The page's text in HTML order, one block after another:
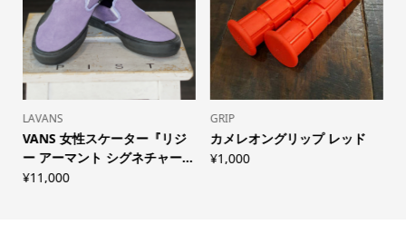
LAVANS
VANS 女性スケーター『リジ
ー アーマント シグネチャー...
¥11,000
GRIP
カメレオングリップ レッド
¥1,000